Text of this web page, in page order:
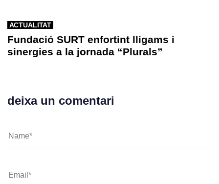
ACTUALITAT
Fundació SURT enfortint lligams i
sinergies a la jornada “Plurals”
deixa un comentari